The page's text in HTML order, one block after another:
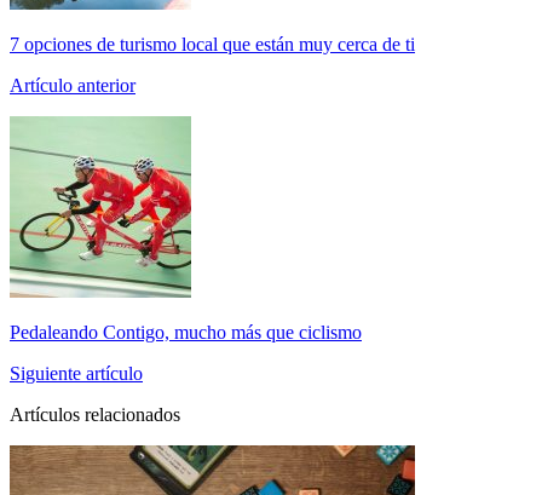
7 opciones de turismo local que están muy cerca de ti
Artículo anterior
Pedaleando Contigo, mucho más que ciclismo
Siguiente artículo
Artículos relacionados